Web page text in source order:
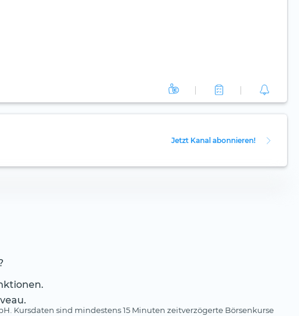
Jetzt Kanal abonnieren!
Kursdaten sind mindestens 15 Minuten zeitverzögerte Börsenkurse